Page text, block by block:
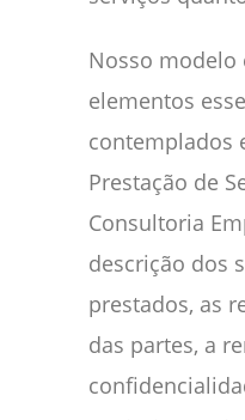
Nosso modelo
elementos
contemplados
Prestação de
Consultoria
descrição dos
prestados, as
das partes, a